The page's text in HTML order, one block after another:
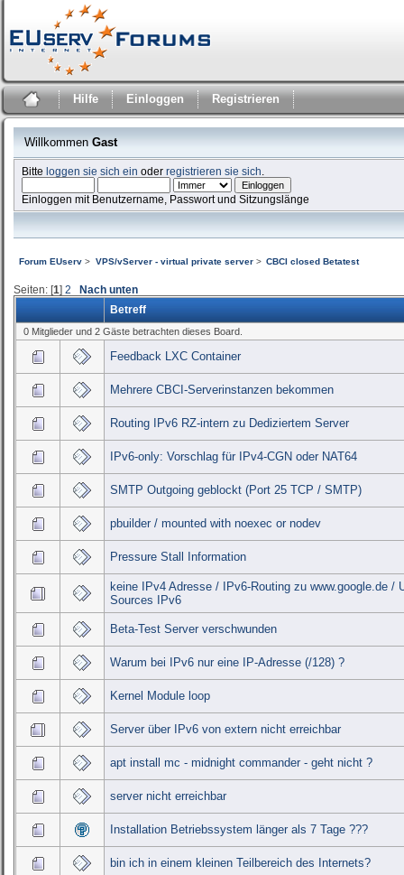
Hilfe Einloggen Registrieren
Willkommen Gast
Bitteloggen sie sich ein oderregistrieren sie sich
Einloggen mit Benutzername, Passwort und Sitzungslänge
Forum EUserv > VPS/vServer - virtual private server> CBCI closed Betatest
Seiten: [1] 2
Nach unten
Betreff
0 Mitglieder und 2 Gäste betrachten dieses Board.
Feedback LXC Container
Mehrere CBCI-Serverinstanzen bekommen
Routing IPv6 RZ-intern zu Dediziertem Server
IPv6-only: Vorschlag für IPv4-CGN oder NAT64
SMTP Outgoing geblockt (Port 25 TCP / SMTP)
pbuilder / mounted with noexec or nodev
Pressure Stall Information
keine IPv4 Adresse / IPv6-Routing zu www.google.de /
Sources IPv6
Beta-Test Server verschwunden
Warum bei IPv6 nur eine IP-Adresse (/128) ?
Kernel Module loop
Server über IPv6 von extern nicht erreichbar
apt install mc - midnight commander - geht nicht ?
server nicht erreichbar
Installation Betriebssystem länger als 7 Tage ???
bin ich in einem kleinen Teilbereich des Internets?